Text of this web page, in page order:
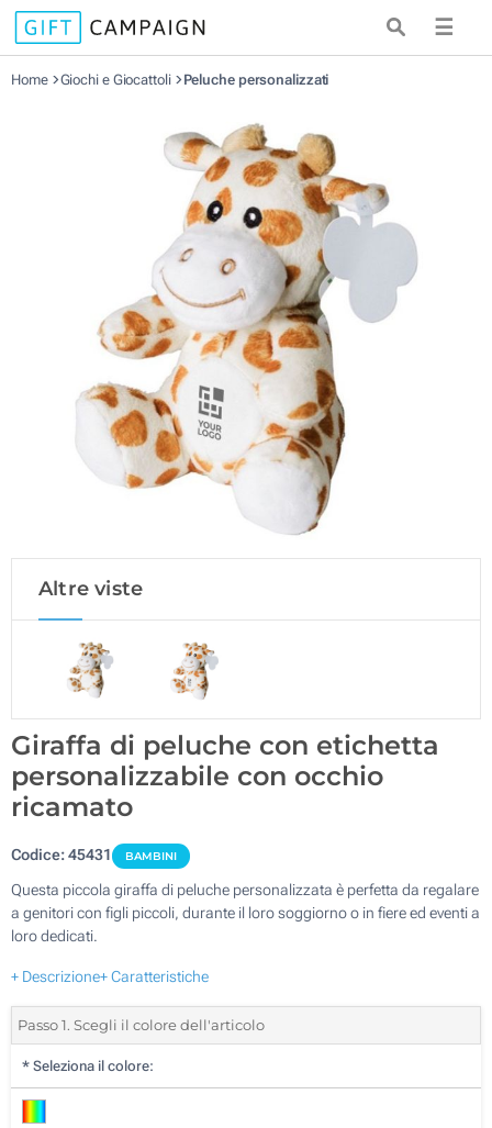
☰
Home Giochi e Giocattoli Peluche personalizzati
Altre viste
Giraffa di peluche con etichetta
personalizzabile con occhio
ricamato
Codice:45431 BAMBINI
Questa piccola giraffa di peluche personalizzata è perfetta da regalare
a genitori con figli piccoli, durante il loro soggiorno o in fiere ed eventi a
loro dedicati.
+ Descrizione+ Caratteristiche
Passo 1. Scegli il colore dell'articolo
* Seleziona il colore: